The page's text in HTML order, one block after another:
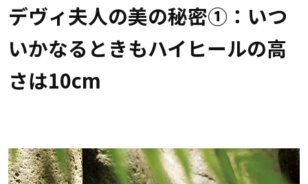
デヴィ夫人の美の秘密①：いつ
いかなるときもハイヒールの高
さは10cm